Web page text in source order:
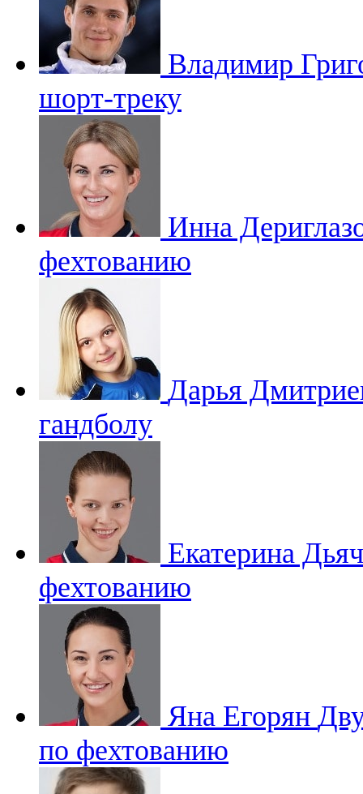
Владимир
шорт-треку
Инна
фехтованию
Дарья
гандболу
Екатерина
фехтованию
Яна Егорян
по фехтованию